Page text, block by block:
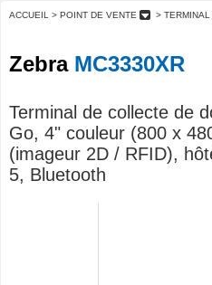
ACCUEIL > POINT DE VENTE >
Zebra MC3330XR
Terminal de collecte de
Go, 4" couleur (800 x
(imageur 2D / RFID),
5, Bluetooth